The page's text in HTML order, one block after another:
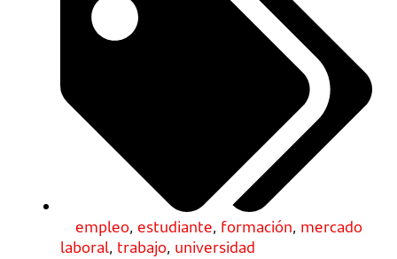
empleo, estudiante, formación, mercado
laboral, trabajo, universidad